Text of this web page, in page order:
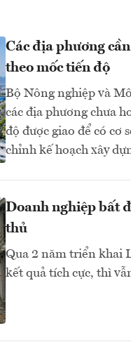
Các địa phương
theo mốc tiến độ
Bộ Nông nghiệp và
các địa phương chưa
độ được giao để có cơ
chỉnh kế hoạch xây
Doanh nghiệp bất
thủ
Qua 2 năm triển khai
kết quả tích cực, thì